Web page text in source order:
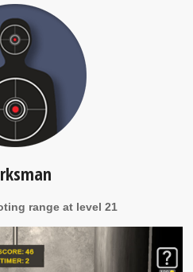
range at level 21